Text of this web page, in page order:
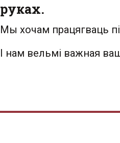
руках.
Мы хочам працягваць
І нам вельмі важная